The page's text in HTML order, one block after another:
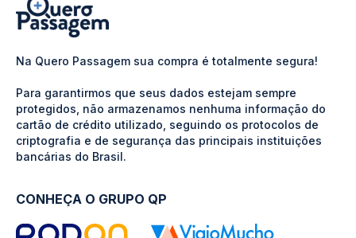
Na Quero Passagem sua compra é totalmente segura!
Para garantirmos que seus dados estejam sempre
protegidos, não armazenamos nenhuma informação do
cartão de crédito utilizado, seguindo os protocolos de
criptografia e de segurança das principais instituições
bancárias do Brasil.
CONHEÇA O GRUPO QP